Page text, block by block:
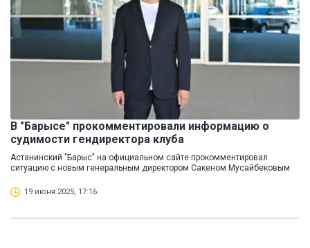
В "Барысе" прокомментировали информацию о
судимости гендиректора клуба
Астанинский "Барыс" на официальном сайте прокомментировал
ситуацию с новым генеральным директором Сакеном Мусайбековым
19 июня 2025, 17:16